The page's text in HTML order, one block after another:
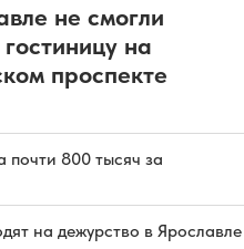
не смогли
на
проспекте
почти 800 тысяч за
на дежурство в Ярославле